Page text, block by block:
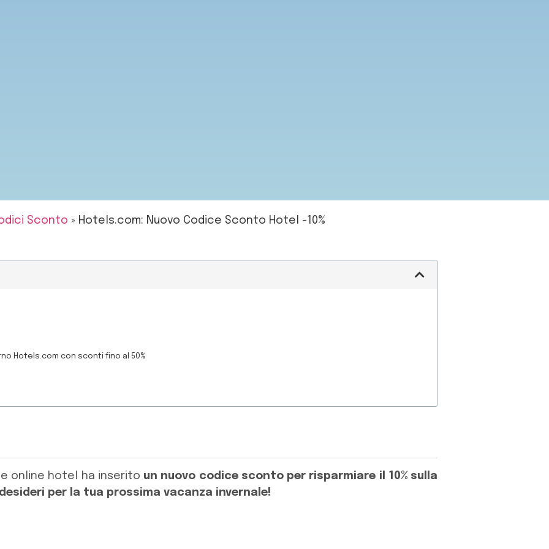
Sconto » Hotels.com: Nuovo Codice Sconto Hotel -10%
Hotels.com con sconti fino al 50%
online hotel ha inserito un nuovo codice sconto per risparmiare il 10% sulla
per la tua prossima vacanza invernale!